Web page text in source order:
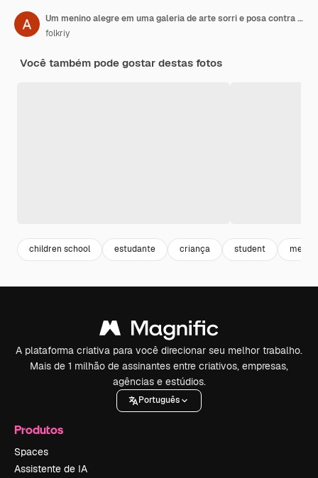
Um menino alegre em uma galeria de arte sorri e posa contra o fundo de pinturas na sala de exposições
folkriy
Você também pode gostar destas fotos
children school estudante criança student
A plataforma criativa para você direcionar seu melhor trabalho.
Mais de 1 milhão de assinantes entre criativos, empresas,
agências e estúdios.
Português
Produtos
Spaces
Assistente de IA